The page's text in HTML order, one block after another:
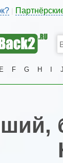
E F G H